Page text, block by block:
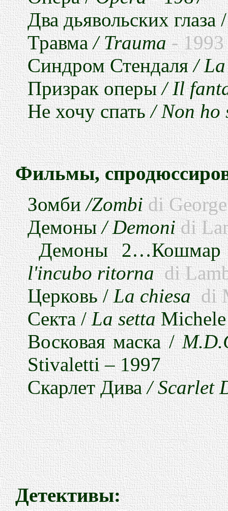
Два дьявольских глаза/
Травма/ Trauma- 1993
Синдром Стендаля/ La
Призрак оперы/ Il
Не хочу спать/ Non ho
Фильмы,
Зомби/Zombidi George
Демоны/ Demonidi
Демоны2…Кошмар
l'incubo ritorna di
Церковь/La chiesa di
Секта/La settaMichele
Восковая маска/
Stivaletti – 1997
Скарлет Дива / Scarlet
Детективы: